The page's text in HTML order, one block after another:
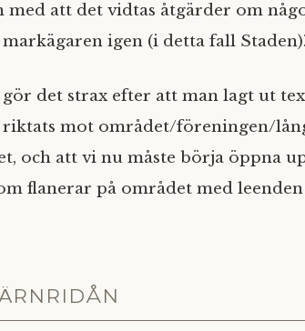
med att det vidtas åtgärder om
igen (i detta fall
det strax efter att man lagt ut
mot området/föreningen/
och att vi nu måste börja öppna
flanerar på området med leenden